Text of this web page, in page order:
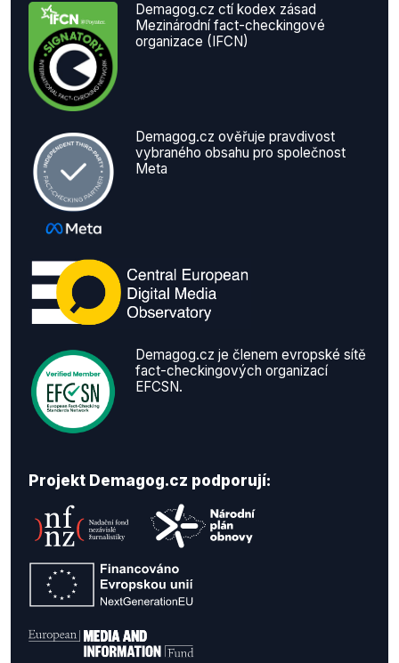
Demagog.cz ctí kodex zásad
Mezinárodní fact-checkingové
organizace (IFCN)
Demagog.cz ověřuje pravdivost
vybraného obsahu pro společnost
Meta
Demagog.cz je členem evropské sítě
fact-checkingových organizací
EFCSN.
Projekt Demagog.cz podporují: